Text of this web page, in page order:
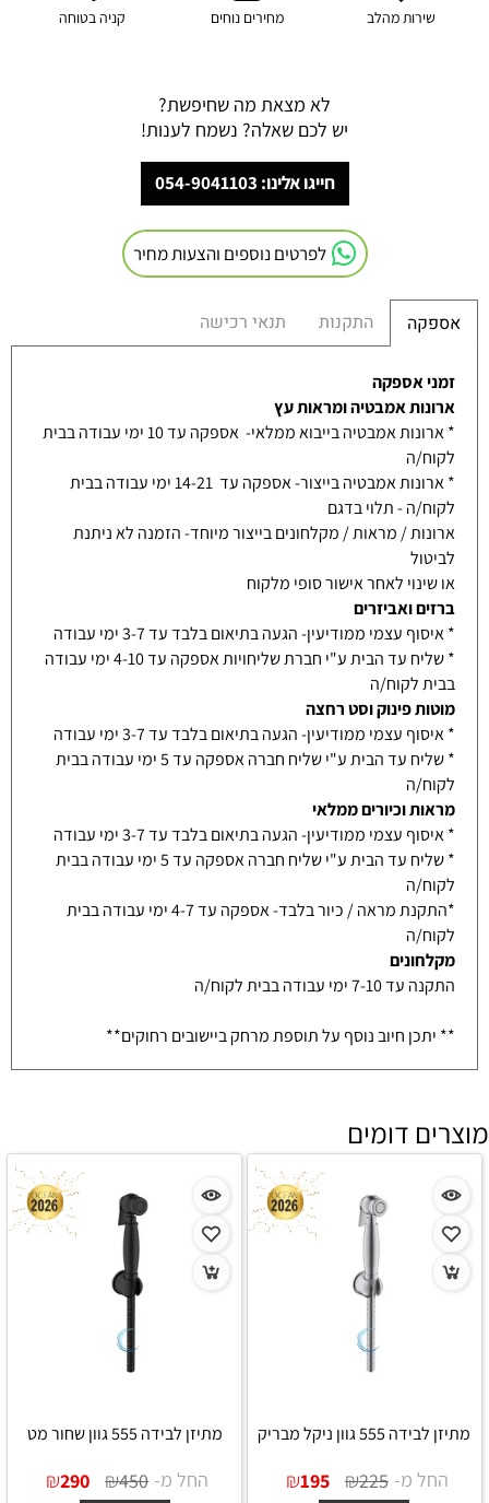
שירות מהלב מחירים נוחים קניה בטוחה
לא מצאת מה שחיפשת?
יש לכם שאלה? נשמח לענות!
חייגו אלינו: 054-9041103
לפרטים נוספים והצעות מחיר
אספקה התקנות תנאי רכישה
זמני אספקה
ארונות אמבטיה ומראות עץ
* ארונות אמבטיה בייבוא ממלאי- אספקה עד 10 ימי עבודה בבית
לקוח/ה
* ארונות אמבטיה בייצור- אספקה עד 14-21 ימי עבודה בבית
לקוח/ה - תלוי בדגם
ארונות / מראות / מקלחונים בייצור מיוחד- הזמנה לא ניתנת
לביטול
או שינוי לאחר אישור סופי מלקוח
ברזים ואביזרים
* איסוף עצמי ממודיעין- הגעה בתיאום בלבד עד 3-7 ימי עבודה
* שליח עד הבית ע"י חברת שליחויות אספקה עד 4-10 ימי עבודה
בבית לקוח/ה
מוטות פינוק וסט רחצה
* איסוף עצמי ממודיעין- הגעה בתיאום בלבד עד 3-7 ימי עבודה
* שליח עד הבית ע"י שליח חברה אספקה עד 5 ימי עבודה בבית
לקוח/ה
מראות וכיורים ממלאי
* איסוף עצמי ממודיעין- הגעה בתיאום בלבד עד 3-7 ימי עבודה
* שליח עד הבית ע"י שליח חברה אספקה עד 5 ימי עבודה בבית
לקוח/ה
*התקנת מראה / כיור בלבד- אספקה עד 4-7 ימי עבודה בבית
לקוח/ה
מקלחונים
התקנה עד 7-10 ימי עבודה בבית לקוח/ה
** יתכן חיוב נוסף על תוספת מרחק ביישובים רחוקים**
מוצרים דומים
מתיזן לבידה 555 גוון ניקל מבריק
החל מ- ₪225
₪195
מתיזן לבידה 555 גוון שחור מט
החל מ- ₪450
₪290